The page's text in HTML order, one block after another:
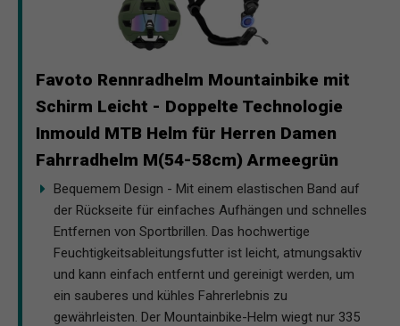
Favoto Rennradhelm Mountainbike mit
Schirm Leicht - Doppelte Technologie
Inmould MTB Helm für Herren Damen
Fahrradhelm M(54-58cm) Armeegrün
Bequemem Design - Mit einem elastischen Band auf
der Rückseite für einfaches Aufhängen und schnelles
Entfernen von Sportbrillen. Das hochwertige
Feuchtigkeitsableitungsfutter ist leicht, atmungsaktiv
und kann einfach entfernt und gereinigt werden, um
ein sauberes und kühles Fahrerlebnis zu
gewährleisten. Der Mountainbike-Helm wiegt nur 335